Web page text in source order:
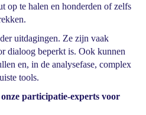
op te halen en honderden of zelfs
uitdagingen. Ze zijn vaak
dialoog beperkt is. Ook kunnen
en, in de analysefase, complex
tools.
participatie-experts voor